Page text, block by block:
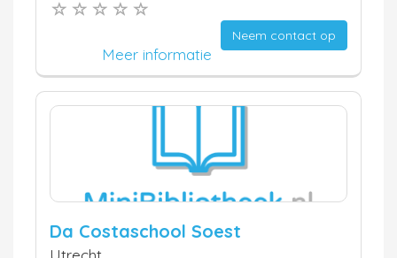
Neem contact op
Meer informatie
Da Costaschool Soest